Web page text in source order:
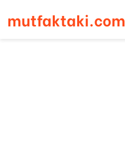
mutfaktaki.com